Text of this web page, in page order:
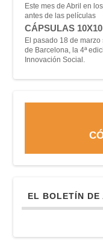
Este mes de Abril en
antes de las películas
CÁPSULAS
El pasado 18 de
de Barcelona, la 4ª
Innovación Social.
EL BOLETÍN DE